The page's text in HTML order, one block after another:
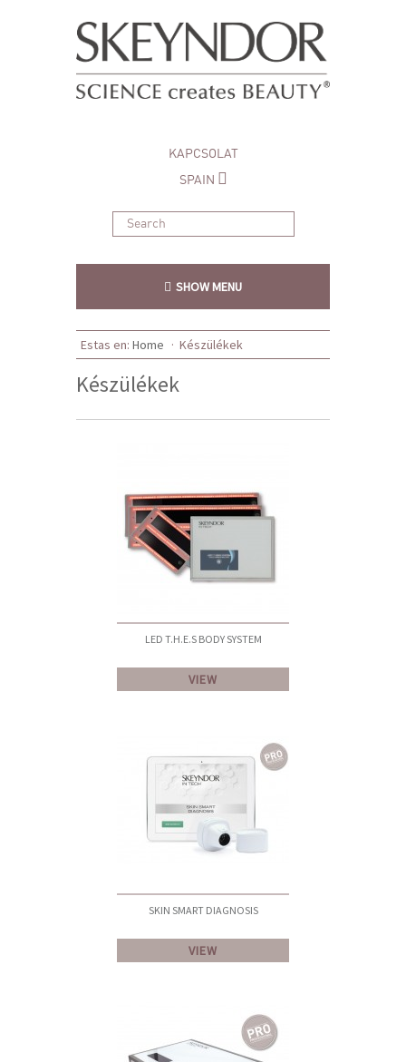
KAPCSOLAT
SPAIN
SHOW MENU
Estas en: Home · Készülékek
Készülékek
LED T.H.E.S BODY SYSTEM
VIEW
SKIN SMART DIAGNOSIS
VIEW